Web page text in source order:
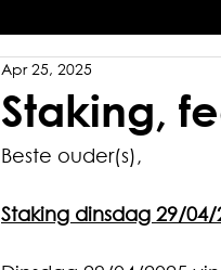
Staking,
Apr 25, 2025
Beste ouder(s),
Staking dinsdag 29/04/